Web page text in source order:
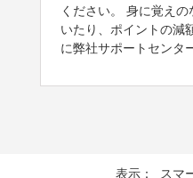
ください。 身に覚え
いたり、ポイントの減
に弊社サポートセンタ
表示： スマ